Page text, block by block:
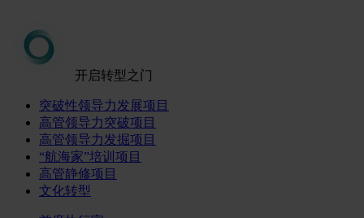
开启转型之门
突破性领导力发展项目
高管领导力突破项目
高管领导力发掘项目
“航海家”培训项目
高管静修项目
文化转型